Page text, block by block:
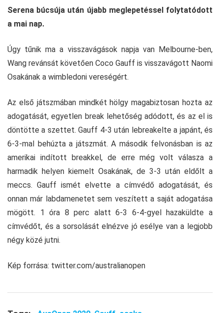
Serena búcsúja után újabb meglepetéssel folytatódott
a mai nap.
Úgy tűnik ma a visszavágások napja van Melbourne-ben,
Wang revánsát követően Coco Gauff is visszavágott Naomi
Osakának a wimbledoni vereségért.
Az első játszmában mindkét hölgy magabiztosan hozta az
adogatását, egyetlen break lehetőség adódott, és az el is
döntötte a szettet. Gauff 4-3 után lebreakelte a japánt, és
6-3-mal behúzta a játszmát. A második felvonásban is az
amerikai indított breakkel, de erre még volt válasza a
harmadik helyen kiemelt Osakának, de 3-3 után eldőlt a
meccs. Gauff ismét elvette a címvédő adogatását, és
onnan már labdamenetet sem veszített a saját adogatása
mögött. 1 óra 8 perc alatt 6-3 6-4-gyel hazaküldte a
címvédőt, és a sorsolását elnézve jó esélye van a legjobb
négy közé jutni.
Kép forrása: twitter.com/australianopen